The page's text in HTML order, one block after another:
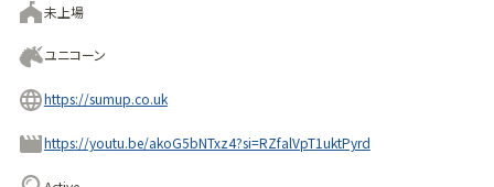
未上場
ユニコーン
https://sumup.co.uk
https://youtu.be/akoG5bNTxz4?si=RZfalVpT1uktPyrd